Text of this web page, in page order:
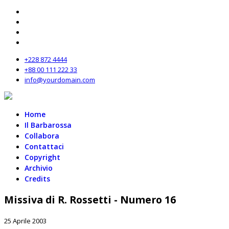
+228 872 4444
+88 00 111 222 33
info@yourdomain.com
Home
Il Barbarossa
Collabora
Contattaci
Copyright
Archivio
Credits
Missiva di R. Rossetti - Numero 16
25 Aprile 2003